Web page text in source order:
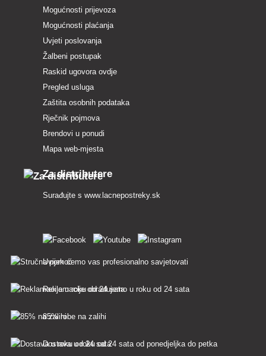
Mogućnosti prijevoza
Mogućnosti plaćanja
Uvjeti poslovanja
Žalbeni postupak
Raskid ugovora ovdje
Pregled usluga
Zaštita osobnih podataka
Rječnik pojmova
Brendovi u ponudi
Mapa web-mjesta
Za distributere
Surađujte s www.lacnepostreky.sk
Uvijek ćemo vas profesionalno savjetovati
Reklamacije obrađujemo u roku od 24 sata
85% robe na zalihi
Dostava u roku od 24 sata od ponedjeljka do petka